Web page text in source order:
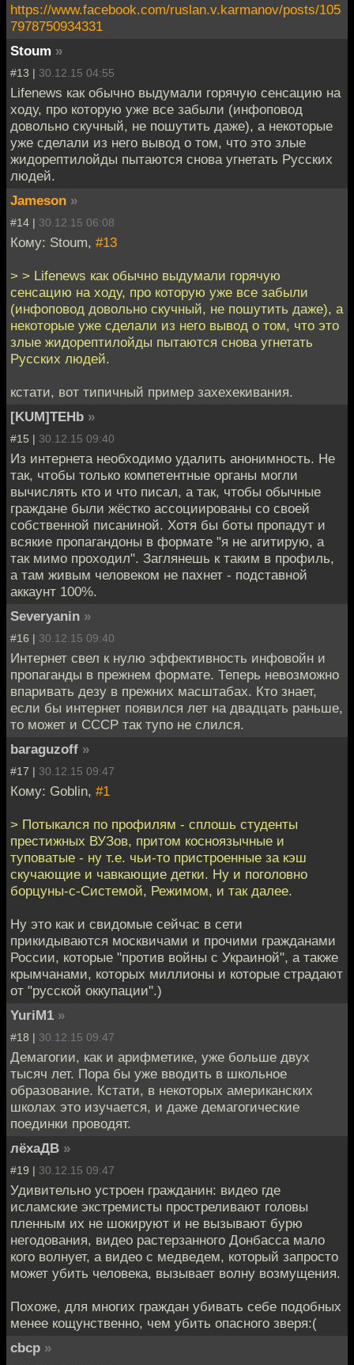
https://www.facebook.com/ruslan.v.karmanov/posts/105
7978750934331
Stoum »
#13 | 30.12.15 04:55
Lifenews как обычно выдумали горячую сенсацию на
ходу, про которую уже все забыли (инфоповод
довольно скучный, не пошутить даже), а некоторые
уже сделали из него вывод о том, что это злые
жидорептилойды пытаются снова угнетать Русских
людей.
Jameson »
#14 | 30.12.15 06:08
Кому: Stoum, #13
> > Lifenews как обычно выдумали горячую
сенсацию на ходу, про которую уже все забыли
(инфоповод довольно скучный, не пошутить даже), а
некоторые уже сделали из него вывод о том, что это
злые жидорептилойды пытаются снова угнетать
Русских людей.
кстати, вот типичный пример захехекивания.
[KUM]TEHb »
#15 | 30.12.15 09:40
Из интернета необходимо удалить анонимность. Не
так, чтобы только компетентные органы могли
вычислять кто и что писал, а так, чтобы обычные
граждане были жёстко ассоциированы со своей
собственной писаниной. Хотя бы боты пропадут и
всякие пропагандоны в формате "я не агитирую, а
так мимо проходил". Заглянешь к таким в профиль,
а там живым человеком не пахнет - подставной
аккаунт 100%.
Severyanin »
#16 | 30.12.15 09:40
Интернет свел к нулю эффективность инфовойн и
пропаганды в прежнем формате. Теперь невозможно
впаривать дезу в прежних масштабах. Кто знает,
если бы интернет появился лет на двадцать раньше,
то может и СССР так тупо не слился.
baraguzoff »
#17 | 30.12.15 09:47
Кому: Goblin, #1
> Потыкался по профилям - сплошь студенты
престижных ВУЗов, притом косноязычные и
туповатые - ну т.е. чьи-то пристроенные за кэш
скучающие и чавкающие детки. Ну и поголовно
борцуны-с-Системой, Режимом, и так далее.
Ну это как и свидомые сейчас в сети
прикидываются москвичами и прочими гражданами
России, которые "против войны с Украиной", а также
крымчанами, которых миллионы и которые страдают
от "русской оккупации".)
YuriM1 »
#18 | 30.12.15 09:47
Демагогии, как и арифметике, уже больше двух
тысяч лет. Пора бы уже вводить в школьное
образование. Кстати, в некоторых американских
школах это изучается, и даже демагогические
поединки проводят.
лёхаДВ »
#19 | 30.12.15 09:47
Удивительно устроен гражданин: видео где
исламские экстремисты простреливают головы
пленным их не шокируют и не вызывают бурю
негодования, видео растерзанного Донбасса мало
кого волнует, а видео с медведем, который запросто
может убить человека, вызывает волну возмущения.
Похоже, для многих граждан убивать себе подобных
менее кощунственно, чем убить опасного зверя:(
cbcp »